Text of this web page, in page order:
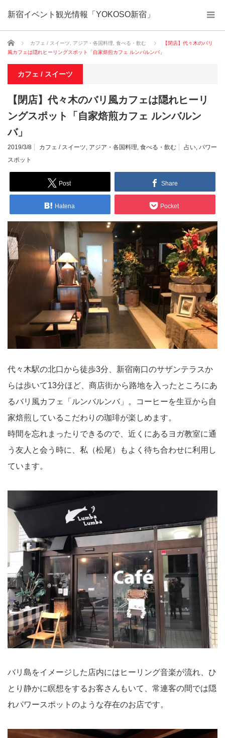
新宿イベント観光情報「YOKOSO新宿」
ホーム カフェ / スイーツ アジア・各国料理 食べる・飲む
【閉店】代々木のバリ
風カフェは隠れヒーリングスポット「自家焙煎カフェ ルンバルンバ」
カフェ / スイーツ
【閉店】代々木のバリ風カフェは隠れヒーリ
ングスポット「自家焙煎カフェ ルンバルン
バ」
2019/3/8 カフェ / スイーツ, アジア・各国料理, 食べる・飲む 占い, パワー
スポット
Post Share
Hatena Pocket
代々木駅の北口から徒歩3分、新宿南口のサザンテラスか
らは歩いて13分ほど、商店街から路地を入ったところにあ
るバリ風カフェ「ルンバルンバ」。コーヒーを生豆から自
家焙煎しているこだわりの珈琲が楽しめます。
時間を忘れまったりできるので、近くにあるヨガ教室に通
う友人と会う時に、私（松尾）もよく待ち合わせに利用し
ています。
バリ島をイメージした店内にはヒーリング音楽が流れ、ひ
とり静かに瞑想をするお客さんもいて、常連客の間では隠
れパワースポットのような存在のお店です。